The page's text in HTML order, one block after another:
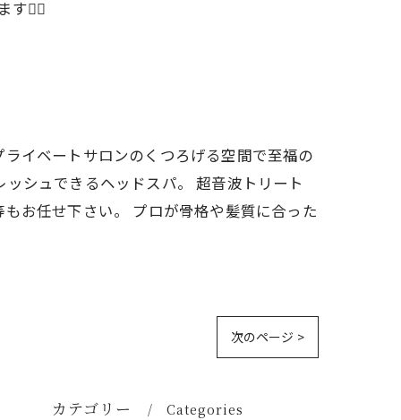
す🙇‍♂️
イベートサロンのくつろげる空間で至福の
シュできるヘッドスパ。 超音波トリート
お任せ下さい。 プロが骨格や髪質に合った
次のページ >
カテゴリー Categories